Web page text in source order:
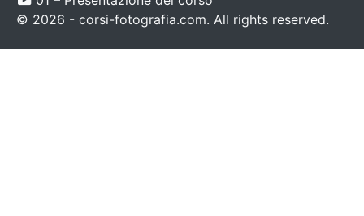
© 2026 - corsi-fotografia.com. All rights reserved.